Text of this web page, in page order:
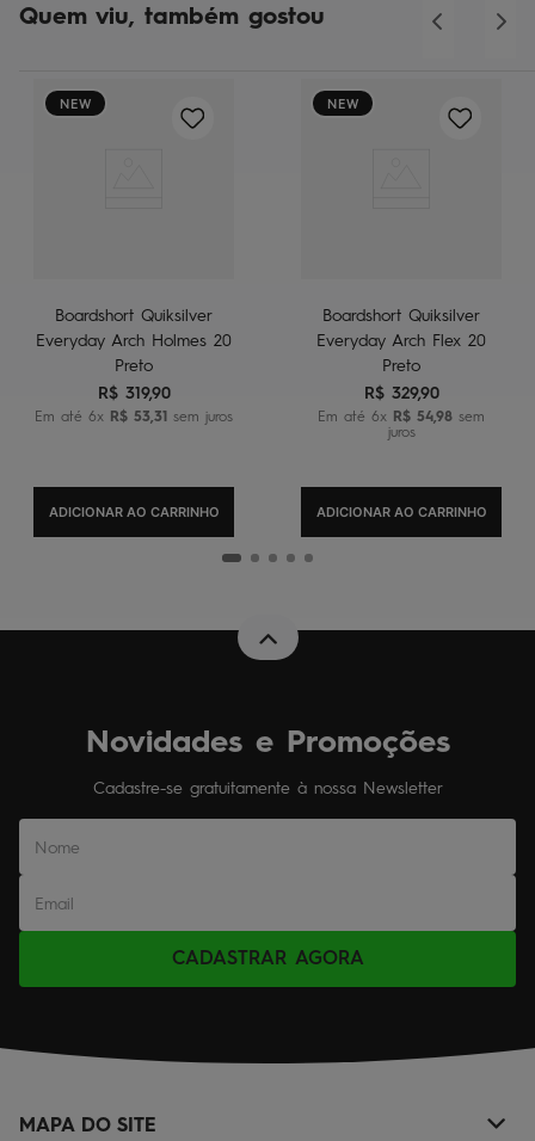
Quem viu, também gostou
NEW
Boardshort Quiksilver
Everyday Arch Holmes 20
Preto
R$ 319,90
Em até 6x R$ 53 31 sem juros
ADICIONAR AO CARRINHO
NEW
Boardshort Quiksilver
Everyday Arch Flex 20
Preto
R$ 329,90
Em até 6x R$ 5498 sem
juros
ADICIONAR AO CARRINHO
Novidades e Promoções
Cadastre-se gratuitamente à nossa Newsletter
CADASTRAR AGORA
MAPA DO SITE